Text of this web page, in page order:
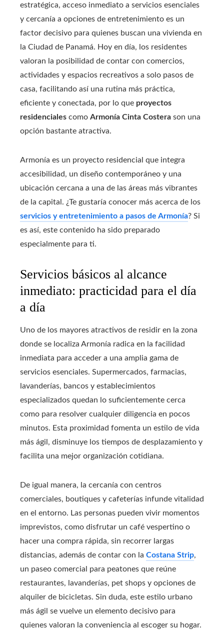
estratégica, acceso inmediato a servicios esenciales
y cercanía a opciones de entretenimiento es un
factor decisivo para quienes buscan una vivienda en
la Ciudad de Panamá. Hoy en día, los residentes
valoran la posibilidad de contar con comercios,
actividades y espacios recreativos a solo pasos de
casa, facilitando así una rutina más práctica,
eficiente y conectada, por lo que proyectos
residenciales como Armonía Cinta Costera son una
opción bastante atractiva.
Armonía es un proyecto residencial que integra
accesibilidad, un diseño contemporáneo y una
ubicación cercana a una de las áreas más vibrantes
de la capital. ¿Te gustaría conocer más acerca de los
servicios y entretenimiento a pasos de Armonía? Si
es así, este contenido ha sido preparado
especialmente para ti.
Servicios básicos al alcance
inmediato: practicidad para el día
a día
Uno de los mayores atractivos de residir en la zona
donde se localiza Armonía radica en la facilidad
inmediata para acceder a una amplia gama de
servicios esenciales. Supermercados, farmacias,
lavanderías, bancos y establecimientos
especializados quedan lo suficientemente cerca
como para resolver cualquier diligencia en pocos
minutos. Esta proximidad fomenta un estilo de vida
más ágil, disminuye los tiempos de desplazamiento y
facilita una mejor organización cotidiana.
De igual manera, la cercanía con centros
comerciales, boutiques y cafeterías infunde vitalidad
en el entorno. Las personas pueden vivir momentos
imprevistos, como disfrutar un café vespertino o
hacer una compra rápida, sin recorrer largas
distancias, además de contar con la Costana Strip,
un paseo comercial para peatones que reúne
restaurantes, lavanderías, pet shops y opciones de
alquiler de bicicletas. Sin duda, este estilo urbano
más ágil se vuelve un elemento decisivo para
quienes valoran la conveniencia al escoger su hogar.